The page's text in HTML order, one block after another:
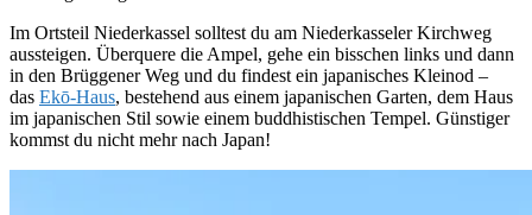
Im Ortsteil Niederkassel solltest du am Niederkasseler Kirchweg
aussteigen. Überquere die Ampel, gehe ein bisschen links und dann
in den Brüggener Weg und du findest ein japanisches Kleinod –
das Ekō-Haus, bestehend aus einem japanischen Garten, dem Haus
im japanischen Stil sowie einem buddhistischen Tempel. Günstiger
kommst du nicht mehr nach Japan!